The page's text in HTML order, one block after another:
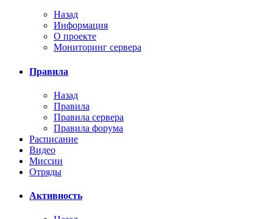
Назад
Информация
О проекте
Мониторинг сервера
Правила
Назад
Правила
Правила сервера
Правила форума
Расписание
Видео
Миссии
Отряды
Активность